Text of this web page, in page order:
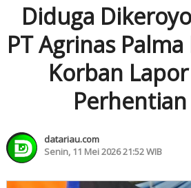
Diduga
PT Agrinas
Korban
Perhentian
datariau.com
Senin, 11 Mei 2026 21:52 WIB